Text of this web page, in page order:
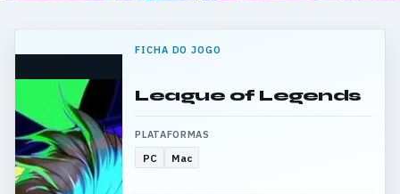
FICHA DO JOGO
League of Legends
PLATAFORMAS
PC Mac